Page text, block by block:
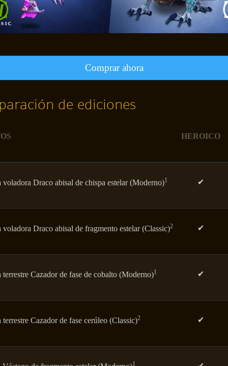
Comprar ahora
de ediciones
HEROICO
voladora Draco abisal de chispa estelar (Moderno)1 ✔
voladora Draco abisal de fragmento estelar (Classic)2 ✔
Cazador de fase de cobalto (Moderno)1 ✔
Cazador de fase cerúleo (Classic)2 ✔
1